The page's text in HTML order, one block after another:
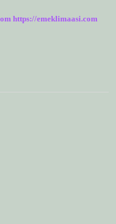
https://emeklimaasi.com